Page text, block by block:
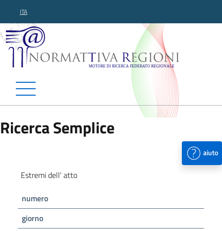
ITA
Normattiva Regioni -
Ricerca Semplice
aiuto
Estremi dell' atto
numero
giorno